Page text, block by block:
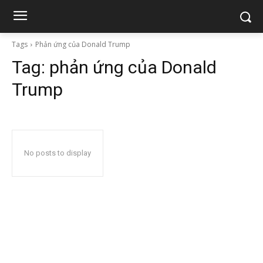
Tags Phản ứng của Donald Trump
Tag: phản ứng của Donald
Trump
No posts to display